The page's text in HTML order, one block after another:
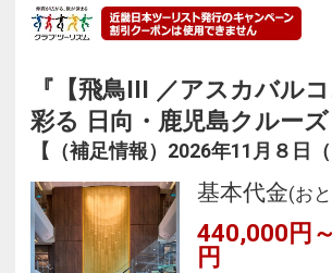
『【飛鳥III ／アスカバル
彩る 日向・鹿児島クルーズ
【（補足情報）2026年11月８日（
基本代金(お
440,000円
円